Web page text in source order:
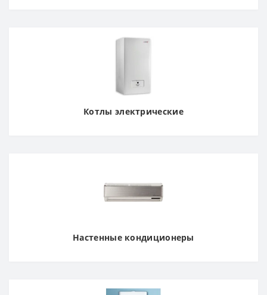
Котлы электрические
Настенные кондиционеры